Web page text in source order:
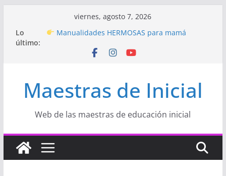
contenido
viernes, agosto 7, 2026
Lo
último:
Hermosos dibujos para MAMÁ: colorea con
Manualidades HERMOSAS para mamá
(fáciles y llenas de amor)
Proyecto
“Celebramos con Alegría la Semana
de la Educación Inicial»
Proyecto de Aprendizaje
Un regalo para
Mamá hecho con amor
Maestras de Inicial
Web de las maestras de educación inicial